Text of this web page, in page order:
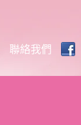
聯絡我們